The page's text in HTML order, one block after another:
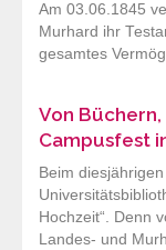
Am 03.06.1845
Murhard ihr
gesamtes
Von
Campusfest
Beim
Hochzeit“. Denn
Landes- und